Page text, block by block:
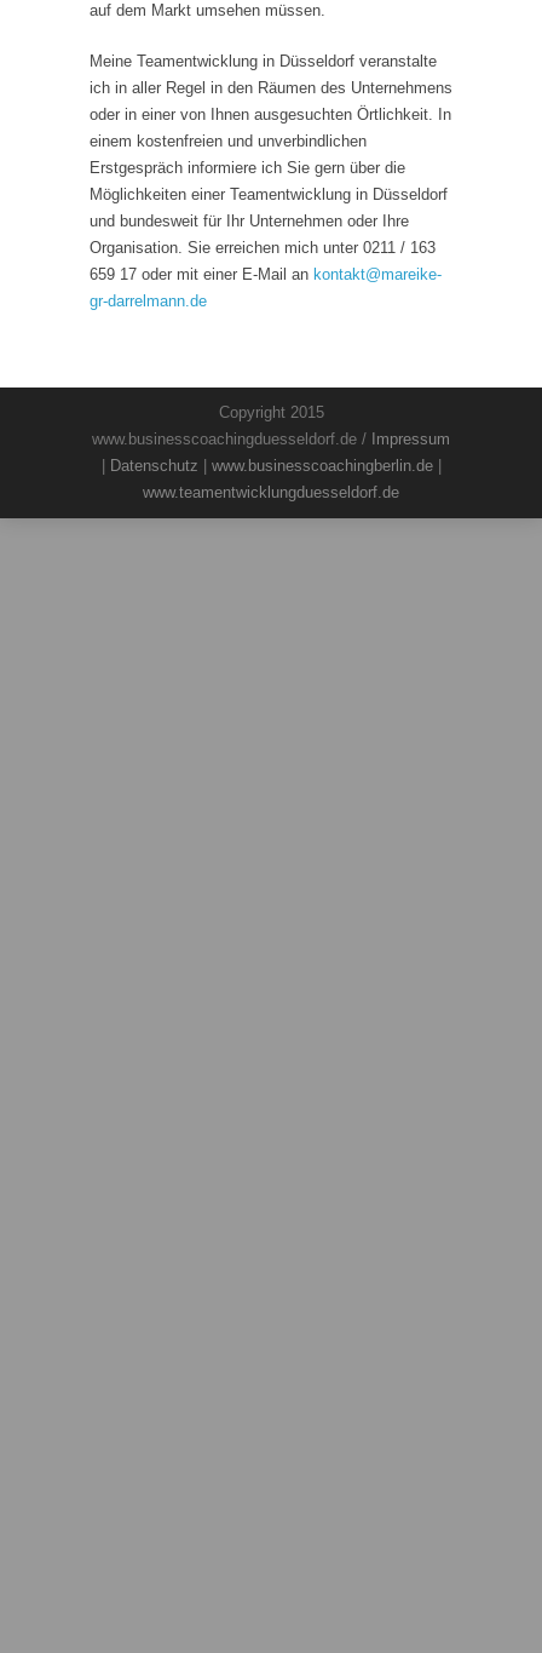
auf dem Markt umsehen müssen.
Meine Teamentwicklung in Düsseldorf veranstalte
ich in aller Regel in den Räumen des Unternehmens
oder in einer von Ihnen ausgesuchten Örtlichkeit. In
einem kostenfreien und unverbindlichen
Erstgespräch informiere ich Sie gern über die
Möglichkeiten einer Teamentwicklung in Düsseldorf
und bundesweit für Ihr Unternehmen oder Ihre
Organisation. Sie erreichen mich unter 0211 / 163
659 17 oder mit einer E-Mail an kontakt@mareike-
gr-darrelmann.de
Copyright 2015
www.businesscoachingduesseldorf.de / Impressum
Datenschutz www.businesscoachingberlin.de|
www.teamentwicklungduesseldorf.de